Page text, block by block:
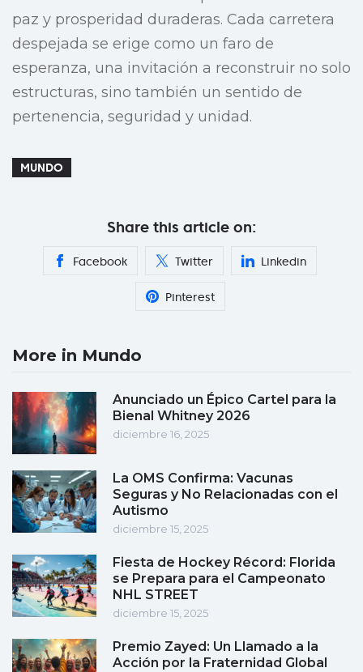
paz y prosperidad duraderas. Cada carretera
despejada se erige como un faro de
esperanza, una invitación a reconstruir no solo
estructuras, sino también un sentido de
pertenencia, seguridad y unidad.
MUNDO
Share this article on:
Facebook Twitter Linkedin
Pinterest
More in Mundo
Anunciado un Épico Cartel para la
Bienal Whitney 2026
diciembre 16, 2025
La OMS Confirma: Vacunas
Seguras y No Relacionadas con el
Autismo
diciembre 15, 2025
Fiesta de Hockey Récord: Florida
se Prepara para el Campeonato
NHL STREET
diciembre 15, 2025
Premio Zayed: Un Llamado a la
Acción por la Fraternidad Global